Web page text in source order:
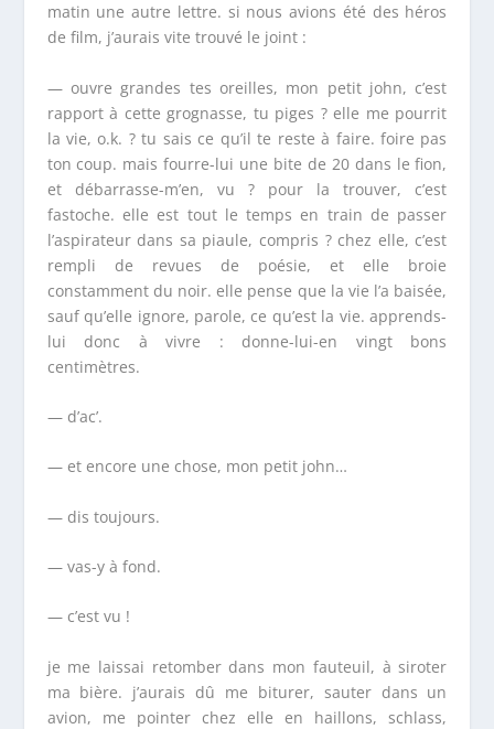
matin une autre lettre. si nous avions été des héros
de film, j’aurais vite trouvé le joint :
— ouvre grandes tes oreilles, mon petit john, c’est
rapport à cette grognasse, tu piges ? elle me pourrit
la vie, o.k. ? tu sais ce qu’il te reste à faire. foire pas
ton coup. mais fourre-lui une bite de 20 dans le fion,
et débarrasse-m’en, vu ? pour la trouver, c’est
fastoche. elle est tout le temps en train de passer
l’aspirateur dans sa piaule, compris ? chez elle, c’est
rempli de revues de poésie, et elle broie
constamment du noir. elle pense que la vie l’a baisée,
sauf qu’elle ignore, parole, ce qu’est la vie. apprends-
lui donc à vivre : donne-lui-en vingt bons
centimètres.
— d’ac’.
— et encore une chose, mon petit john…
— dis toujours.
— vas-y à fond.
— c’est vu !
je me laissai retomber dans mon fauteuil, à siroter
ma bière. j’aurais dû me biturer, sauter dans un
avion, me pointer chez elle en haillons, schlass,